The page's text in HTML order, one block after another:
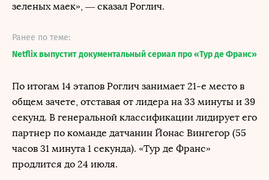
зеленых маек», — сказал Роглич.
Ранее по теме:
Netflix выпустит документальный сериал про «Тур де Франс»
По итогам 14 этапов Роглич занимает 21-е место в
общем зачете, отставая от лидера на 33 минуты и 39
секунд. В генеральной классификации лидирует его
партнер по команде датчанин Йонас Вингегор (55
часов 31 минута 1 секунда). «Тур де Франс»
продлится до 24 июля.